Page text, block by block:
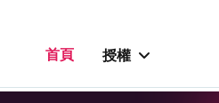
首頁 授權